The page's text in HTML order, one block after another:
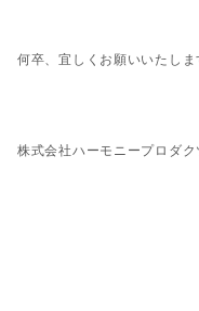
何卒、宜しくお願いいたしま
株式会社ハーモニープロダク